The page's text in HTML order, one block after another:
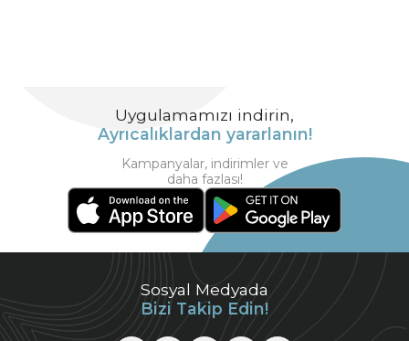
Sosyal Medyada
Bizi Takip Edin!
Uygulamamızı indirin,
Ayrıcalıklardan yararlanın!
Kampanyalar, indirimler ve
daha fazlası!